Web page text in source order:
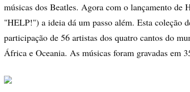
músicas dos Beatles. Agora com o lançamento de
"HELP!") a ideia dá um passo além. Esta coleção
participação de 56 artistas dos quatro cantos do
África e Oceania. As músicas foram gravadas em